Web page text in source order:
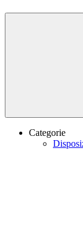
Categorie